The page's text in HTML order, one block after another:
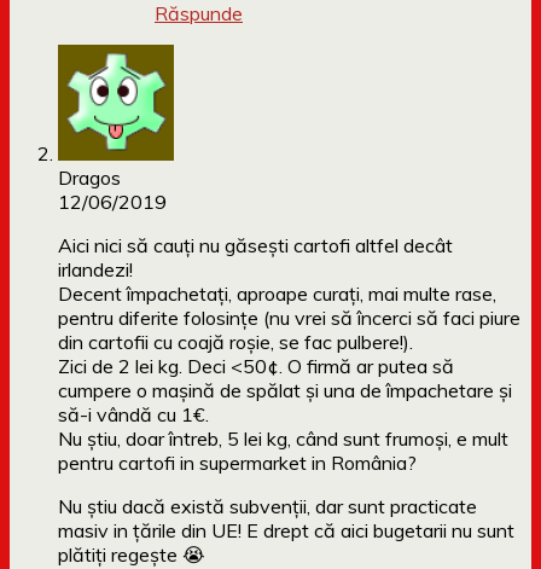
Răspunde
Dragos
12/06/2019
Aici nici să cauți nu găsești cartofi altfel decât
irlandezi!
Decent împachetați, aproape curați, mai multe rase,
pentru diferite folosințe (nu vrei să încerci să faci piure
din cartofii cu coajă roșie, se fac pulbere!).
Zici de 2 lei kg. Deci <50¢. O firmă ar putea să
cumpere o mașină de spălat și una de împachetare și
să-i vândă cu 1€.
Nu știu, doar întreb, 5 lei kg, când sunt frumoși, e mult
pentru cartofi in supermarket in România?
Nu știu dacă există subvenții, dar sunt practicate
masiv in țările din UE! E drept că aici bugetarii nu sunt
plătiți regește 😭